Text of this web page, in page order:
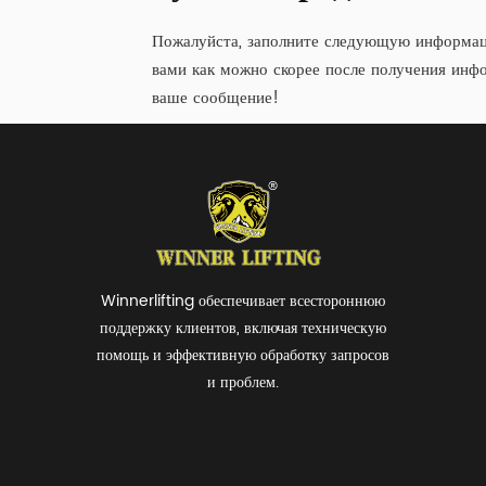
Пожалуйста, заполните следующую
вами как можно скорее после получения
ваше сообщение!
Winnerlifting обеспечивает всестороннюю
поддержку клиентов, включая техническую
помощь и эффективную обработку запросов
и проблем.